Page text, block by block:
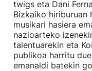
twigs eta Dani
Bizkaiko hiriburuan
musikari hasiera
nazioarteko
talentuarekin eta
publikoa harritu
emanaldi batekin